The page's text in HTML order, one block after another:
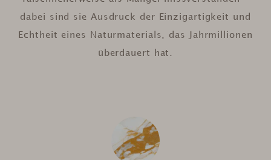
dabei sind sie Ausdruck der Einzigartigkeit und
Echtheit eines Naturmaterials, das Jahrmillionen
überdauert hat.